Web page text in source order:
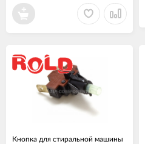
Кнопка для стиральной машины